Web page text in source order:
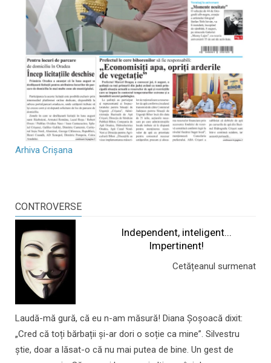
Arhiva Crișana
CONTROVERSE
Independent, inteligent...
Impertinent!
Cetățeanul surmenat
Laudă-mă gură, că eu n-am măsură! Diana Șoșoacă dixit:
„Cred că toți bărbații și-ar dori o soție ca mine”. Silvestru
știe, doar a lăsat-o că nu mai putea de bine. Un gest de